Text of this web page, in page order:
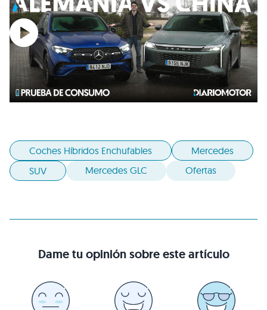
Coches Híbridos Enchufables
Mercedes
SUV
Mercedes GLC Ofertas
Dame tu opinión sobre este artículo